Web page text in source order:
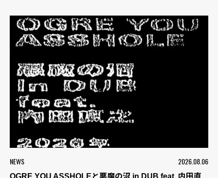
NEWS 2026.08.06
OGRE YOU ASSHOLEと悪魔の沼 in DUB feat. 内田直